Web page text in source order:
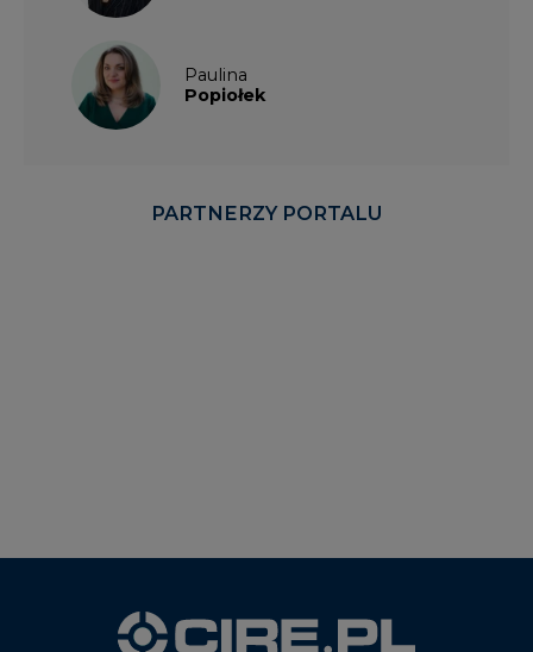
Paulina
Popiołek
PARTNERZY PORTALU